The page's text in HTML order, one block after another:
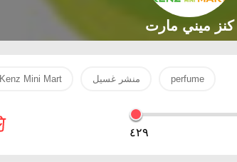
كنز ميني مارت
perfume منشر غسيل Kenz Mini Mart
٤٢٩